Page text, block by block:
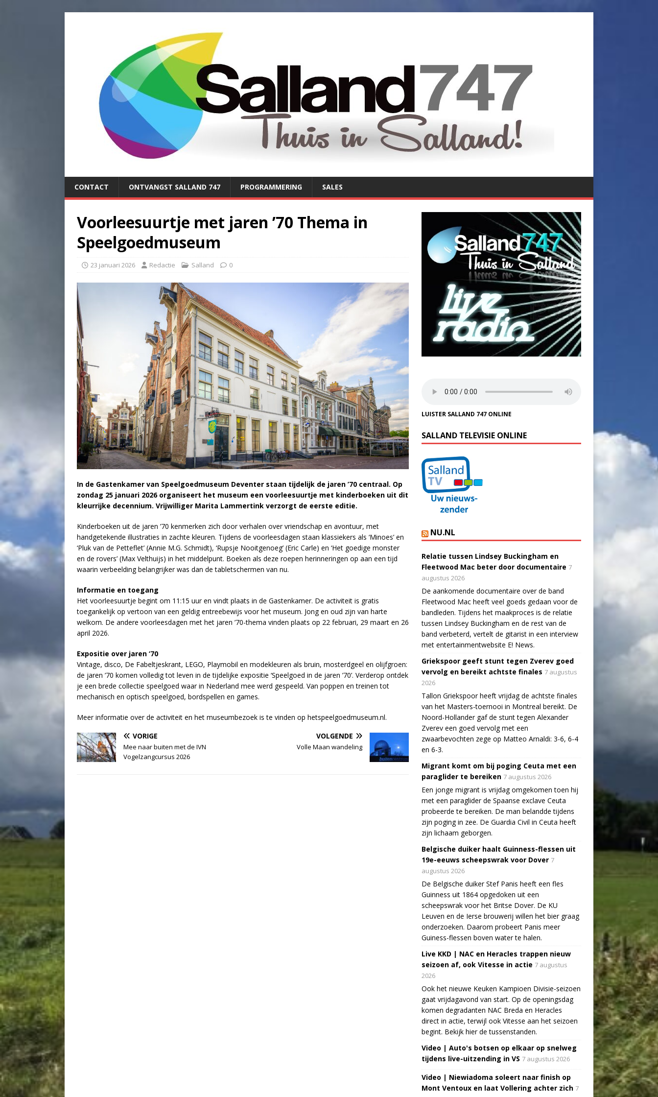
CONTACT ONTVANGST SALLAND 747 PROGRAMMERING SALES
Voorleesuurtje met jaren ’70 Thema in
Speelgoedmuseum
23 januari 2026 Redactie Salland 0
In de Gastenkamer van Speelgoedmuseum Deventer staan tijdelijk de jaren ’70 centraal. Op
zondag 25 januari 2026 organiseert het museum een voorleesuurtje met kinderboeken uit dit
kleurrijke decennium. Vrijwilliger Marita Lammertink verzorgt de eerste editie.
Kinderboeken uit de jaren ’70 kenmerken zich door verhalen over vriendschap en avontuur, met
handgetekende illustraties in zachte kleuren. Tijdens de voorleesdagen staan klassiekers als ‘Minoes’ en
‘Pluk van de Petteflet’ (Annie M.G. Schmidt), ‘Rupsje Nooitgenoeg’ (Eric Carle) en ‘Het goedige monster
en de rovers’ (Max Velthuijs) in het middelpunt. Boeken als deze roepen herinneringen op aan een tijd
waarin verbeelding belangrijker was dan de tabletschermen van nu.
Informatie en toegang
Het voorleesuurtje begint om 11:15 uur en vindt plaats in de Gastenkamer. De activiteit is gratis
toegankelijk op vertoon van een geldig entreebewijs voor het museum. Jong en oud zijn van harte
welkom. De andere voorleesdagen met het jaren ’70-thema vinden plaats op 22 februari, 29 maart en 26
april 2026.
Expositie over jaren ‘70
Vintage, disco, De Fabeltjeskrant, LEGO, Playmobil en modekleuren als bruin, mosterdgeel en olijfgroen:
de jaren ’70 komen volledig tot leven in de tijdelijke expositie ‘Speelgoed in de jaren ’70’. Verderop ontdek
je een brede collectie speelgoed waar in Nederland mee werd gespeeld. Van poppen en treinen tot
mechanisch en optisch speelgoed, bordspellen en games.
Meer informatie over de activiteit en het museumbezoek is te vinden op hetspeelgoedmuseum.nl.
VORIGE
Mee naar buiten met de IVN
Vogelzangcursus 2026
VOLGENDE
Volle Maan wandeling
LUISTER SALLAND 747 ONLINE
SALLAND TELEVISIE ONLINE
NU.NL
Relatie tussen Lindsey Buckingham en
Fleetwood Mac beter door documentaire 7
augustus 2026
De aankomende documentaire over de band
Fleetwood Mac heeft veel goeds gedaan voor de
bandleden. Tijdens het maakproces is de relatie
tussen Lindsey Buckingham en de rest van de
band verbeterd, vertelt de gitarist in een interview
met entertainmentwebsite E! News.
Griekspoor geeft stunt tegen Zverev goed
vervolg en bereikt achtste finales 7 augustus
2026
Tallon Griekspoor heeft vrijdag de achtste finales
van het Masters-toernooi in Montreal bereikt. De
Noord-Hollander gaf de stunt tegen Alexander
Zverev een goed vervolg met een
zwaarbevochten zege op Matteo Arnaldi: 3-6, 6-4
en 6-3.
Migrant komt om bij poging Ceuta met een
paraglider te bereiken 7 augustus 2026
Een jonge migrant is vrijdag omgekomen toen hij
met een paraglider de Spaanse exclave Ceuta
probeerde te bereiken. De man belandde tijdens
zijn poging in zee. De Guardia Civil in Ceuta heeft
zijn lichaam geborgen.
Belgische duiker haalt Guinness-flessen uit
19e-eeuws scheepswrak voor Dover 7
augustus 2026
De Belgische duiker Stef Panis heeft een fles
Guinness uit 1864 opgedoken uit een
scheepswrak voor het Britse Dover. De KU
Leuven en de Ierse brouwerij willen het bier graag
onderzoeken. Daarom probeert Panis meer
Guiness-flessen boven water te halen.
Live KKD | NAC en Heracles trappen nieuw
seizoen af, ook Vitesse in actie 7 augustus
2026
Ook het nieuwe Keuken Kampioen Divisie-seizoen
gaat vrijdagavond van start. Op de openingsdag
komen degradanten NAC Breda en Heracles
direct in actie, terwijl ook Vitesse aan het seizoen
begint. Bekijk hier de tussenstanden.
Video | Auto's botsen op elkaar op snelweg
tijdens live-uitzending in VS 7 augustus 2026
Video | Niewiadoma soleert naar finish op
Mont Ventoux en laat Vollering achter zich 7